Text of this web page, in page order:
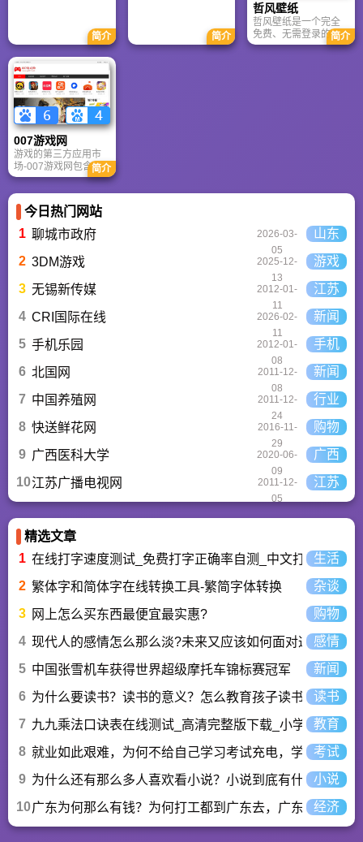
快速迭代上占优。两
者定位不同，各有千
秋。
简介
看懂大语言模型如何
重塑未来。
简介
哲风壁纸
哲风壁纸是一个完全
免费、无需登录的高
清壁纸下载网站。提
简介
007游戏网
游戏的第三方应用市
场-007游戏网包含安
卓（Android）和苹果
（iOS）系统的手机应
用、游戏以及电脑软
件的下载服务，还有
精心推荐的应用排行
榜,搭配极佳的下载体
得信赖的应用商店。
简介
今日热门网站
1 聊城市政府
2026-03-
05
山东
2 3DM游戏
2025-12-
13
游戏
3 无锡新传媒
2012-01-
11
江苏
4 CRI国际在线
2026-02-
11
新闻
5 手机乐园
2012-01-
08
手机
6 北国网
2011-12-
08
新闻
7 中国养殖网
2011-12-
24
行业
8 快送鲜花网
2016-11-
29
购物
9 广西医科大学
2020-06-
09
广西
10江苏广播电视网
2011-12-
05
江苏
精选文章
1 在线打字速度测试_免费打字正确率自测_中文打字水平测
生活
2 繁体字和简体字在线转换工具-繁简字体转换
杂谈
3
网上怎么买东西最便宜最实惠?
购物
4 现代人的感情怎么那么淡?未来又应该如何面对这人情淡
感情
5 中国张雪机车获得世界超级摩托车锦标赛冠军
新闻
6 为什么要读书？读书的意义？怎么教育孩子读书？读书
7 九九乘法口诀表在线测试_高清完整版下载_小学数学口算
教育
8 就业如此艰难，为何不给自己学习考试充电，学一技之长
考试
9 为什么还有那么多人喜欢看小说？小说到底有什么魅力长
小说
10广东为何那么有钱？为何打工都到广东去，广东连续37年
经济